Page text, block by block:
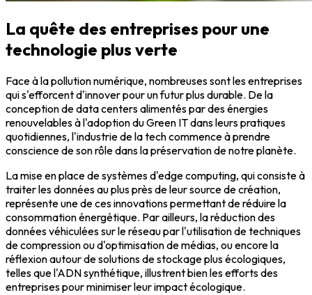
La quête des entreprises pour une
technologie plus verte
Face à la pollution numérique, nombreuses sont les entreprises
qui s'efforcent d'innover pour un futur plus durable. De la
conception de data centers alimentés par des énergies
renouvelables à l'adoption du Green IT dans leurs pratiques
quotidiennes, l'industrie de la tech commence à prendre
conscience de son rôle dans la préservation de notre planète.
La mise en place de systèmes d'edge computing, qui consiste à
traiter les données au plus près de leur source de création,
représente une de ces innovations permettant de réduire la
consommation énergétique. Par ailleurs, la réduction des
données véhiculées sur le réseau par l'utilisation de techniques
de compression ou d'optimisation de médias, ou encore la
réflexion autour de solutions de stockage plus écologiques,
telles que l'ADN synthétique, illustrent bien les efforts des
entreprises pour minimiser leur impact écologique.